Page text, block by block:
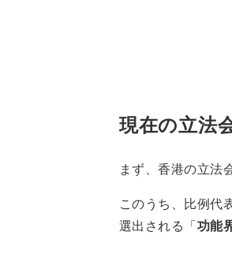
現在の立法
まず、香港の立法
このうち、比例代
選出される「功能